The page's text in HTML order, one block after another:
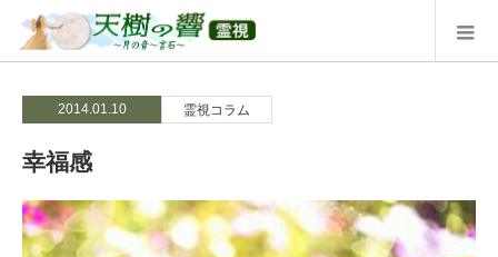
2014.01.10 霊視コラム
幸福感